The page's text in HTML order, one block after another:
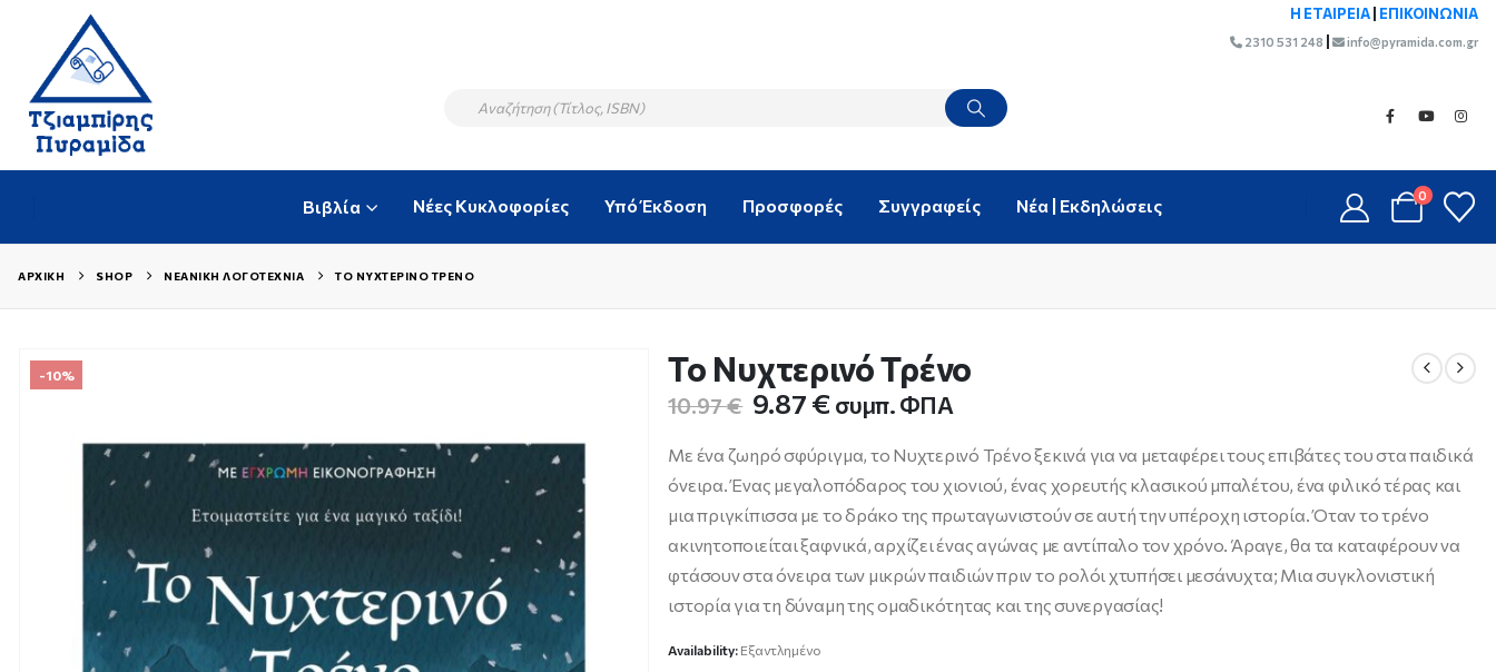
Η ΕΤΑΙΡΕΙΑ ΕΠΙΚΟΙΝΩΝΙΑ
2310 531 248 info@pyramida.com.gr
Βιβλία Νέες Κυκλοφορίες Υπό Έκδοση Προσφορές Συγγραφείς Νέα | Εκδηλώσεις 0
ΑΡΧΙΚΉ SHOP ΝΕΑΝΙΚΉ ΛΟΓΟΤΕΧΝΊΑ ΤΟ ΝΥΧΤΕΡΙΝΌ ΤΡΈΝΟ
-10% Το Νυχτερινό Τρένο
10.97€ Original
was:
10.97 €.
9.87 €Η
τρέχουσα
τιμή
είναι:
9.87 €.
συμπ. ΦΠΑ
Με ένα ζωηρό σφύριγμα, το Νυχτερινό Τρένο ξεκινά για να μεταφέρει τους επιβάτες του στα παιδικά
όνειρα. Ένας μεγαλοπόδαρος του χιονιού, ένας χορευτής κλασικού μπαλέτου, ένα φιλικό τέρας και
μια πριγκίπισσα με το δράκο της πρωταγωνιστούν σε αυτή την υπέροχη ιστορία. Όταν το τρένο
ακινητοποιείται ξαφνικά, αρχίζει ένας αγώνας με αντίπαλο τον χρόνο. Άραγε, θα τα καταφέρουν να
φτάσουν στα όνειρα των μικρών παιδιών πριν το ρολόι χτυπήσει μεσάνυχτα; Μια συγκλονιστική
ιστορία για τη δύναμη της ομαδικότητας και της συνεργασίας!
Availability: Εξαντλημένο